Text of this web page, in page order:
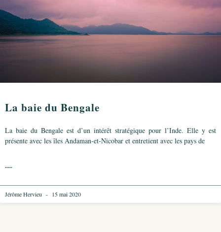
La baie du Bengale
La baie du Bengale est d’un intérêt stratégique pour l’Inde. Elle y est
présente avec les îles Andaman-et-Nicobar et entretient avec les pays de
.....
Jérôme Hervieu 15 mai 2020